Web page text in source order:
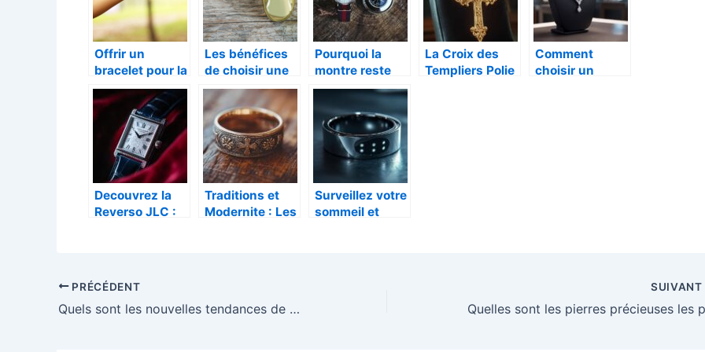
tenue
Offrir un
bracelet pour la
fete des Meres
: une idee
originale et
symbolique
Les bénéfices
de choisir une
médaille de
baptême à
l’effigie de
Saint
Christophe
Pourquoi la
montre reste
un
incontournable
de la mode ?
La Croix des
Templiers Polie
Comment
choisir un
Decouvrez la
Reverso JLC :
modeles
d’occasion les
plus
Traditions et
Modernite : Les
Mariage
Surveillez votre
sommeil et
PRÉCÉDENT
Quels sont les nouvelles tendances de bijoux originaux pour parfaire vos tenues?
SUIVANT